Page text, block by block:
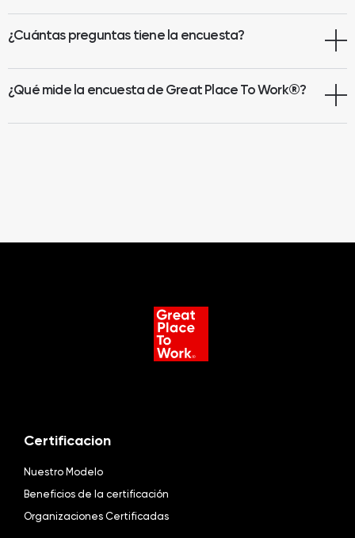
¿Cuántas preguntas tiene la encuesta?
¿Qué mide la encuesta de Great Place To Work®?
Certificacion
Nuestro Modelo
Beneficios de la certificación
Organizaciones Certificadas